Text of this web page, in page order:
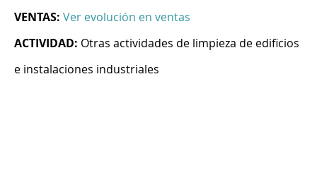
VENTAS: Ver evolución en ventas
ACTIVIDAD: Otras actividades de limpieza de edificios
e instalaciones industriales